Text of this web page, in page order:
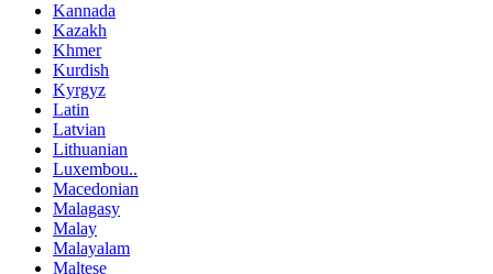
Kannada
Kazakh
Khmer
Kurdish
Kyrgyz
Latin
Latvian
Lithuanian
Luxembou..
Macedonian
Malagasy
Malay
Malayalam
Maltese